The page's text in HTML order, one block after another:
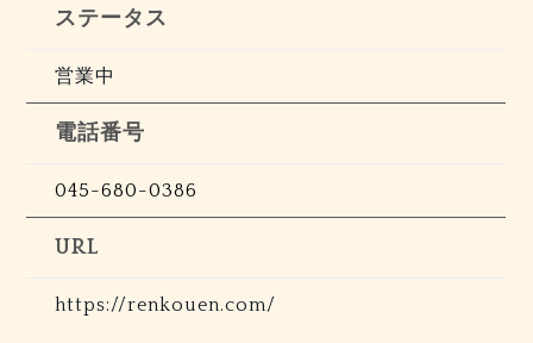
ステータス
営業中
電話番号
045-680-0386
URL
https://renkouen.com/